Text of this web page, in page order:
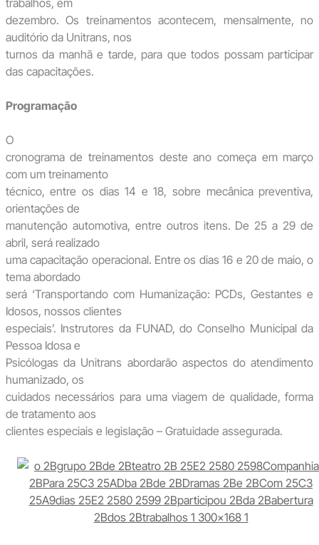
dezembro. Os treinamentos acontecem, mensalmente, no
auditório da Unitrans, nos
turnos da manhã e tarde, para que todos possam participar
das capacitações.
Programação
O
cronograma de treinamentos deste ano começa em março
com um treinamento
técnico, entre os dias 14 e 18, sobre mecânica preventiva,
orientações de
manutenção automotiva, entre outros itens. De 25 a 29 de
abril, será realizado
uma capacitação operacional. Entre os dias 16 e 20 de maio, o
tema abordado
será ‘Transportando com Humanização: PCDs, Gestantes e
Idosos, nossos clientes
especiais’. Instrutores da FUNAD, do Conselho Municipal da
Pessoa Idosa e
Psicólogas da Unitrans abordarão aspectos do atendimento
humanizado, os
cuidados necessários para uma viagem de qualidade, forma
de tratamento aos
clientes especiais e legislação – Gratuidade assegurada.